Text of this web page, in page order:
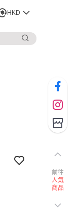
HKD
前往
人氣
商品